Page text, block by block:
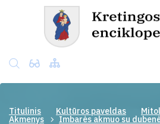
Titulinis Kultūros paveldas
Akmenys Imbarės akmuo su